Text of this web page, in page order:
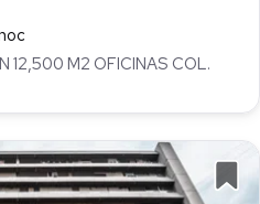
12,500 M2 OFICINAS COL.